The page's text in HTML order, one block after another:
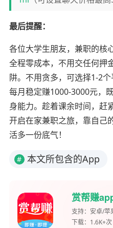
最后提醒：
各位大学生朋友，兼职的核
全程零成本，不用交任何押
阱。不用贪多，可选择1-2个
每月稳定赚1000-3000元，
身能力。趁着课余时间，赶
开启在家兼职之旅，靠自己
活多一份底气！
# 本文所包含的App
赏帮赚
支持： 安卓/苹
下载： 1.6K+次